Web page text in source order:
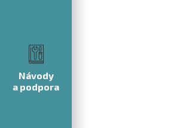
Návody
a podpora